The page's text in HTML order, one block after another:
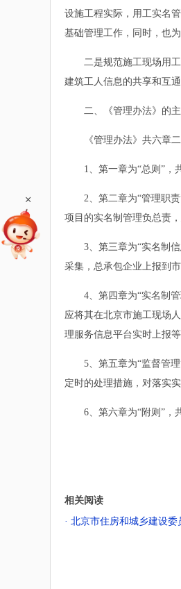
设施工程实际，用工实名
基础管理工作，同时，也
二是规范施工现场用工
建筑工人信息的共享和互
二、《管理办法》的主
《管理办法》共六章二
1、第一章为“总则”，共
2、第二章为“管理职责”
项目的实名制管理负总责
3、第三章为“实名制信
采集，总承包企业上报到
4、第四章为“实名制管
应将其在北京市施工现场
理服务信息平台实时上报等
5、第五章为“监督管理”
定时的处理措施，对落实
6、第六章为“附则”，共
相关阅读
· 北京市住房和城乡建设委
+